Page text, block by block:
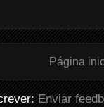
Página
Enviar